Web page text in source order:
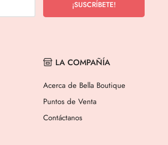
LA COMPAÑÍA
Acerca de Bella Boutique
Puntos de Venta
Contáctanos